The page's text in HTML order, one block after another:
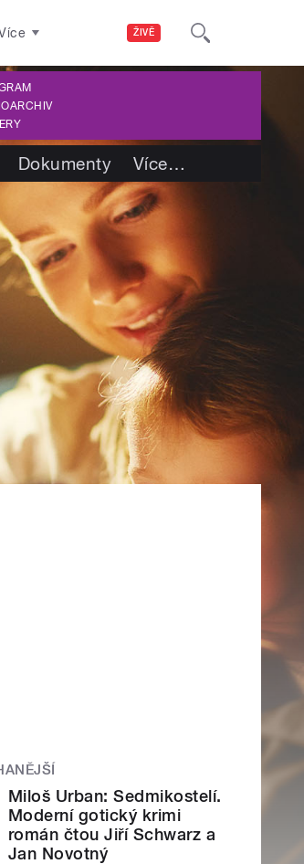
ŽIVĚ
Dokumenty Více…
Miloš Urban: Sedmikostelí.
Moderní gotický krimi
román čtou Jiří Schwarz a
Jan Novotný